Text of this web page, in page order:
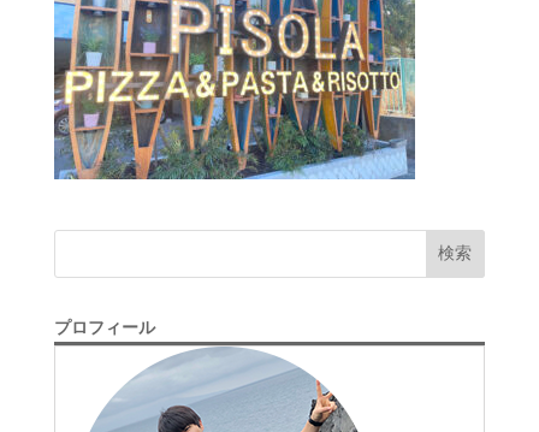
検索
プロフィール